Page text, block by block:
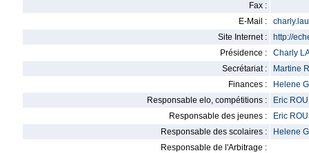
Fax :
E-Mail :
Site Internet :
http://
Présidence :
Charly
Secrétariat :
Martine
Finances :
Helene
Responsable elo, compétitions :
Eric
Responsable des jeunes :
Eric
Responsable des scolaires :
Helene
Responsable de l'Arbitrage :